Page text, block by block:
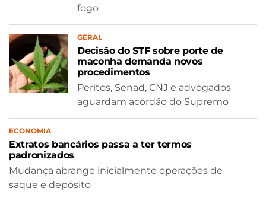
fogo
GERAL
Decisão do STF sobre porte de
maconha demanda novos
procedimentos
Peritos, Senad, CNJ e advogados
aguardam acórdão do Supremo
ECONOMIA
Extratos bancários passa a ter termos
padronizados
Mudança abrange inicialmente operações de
saque e depósito